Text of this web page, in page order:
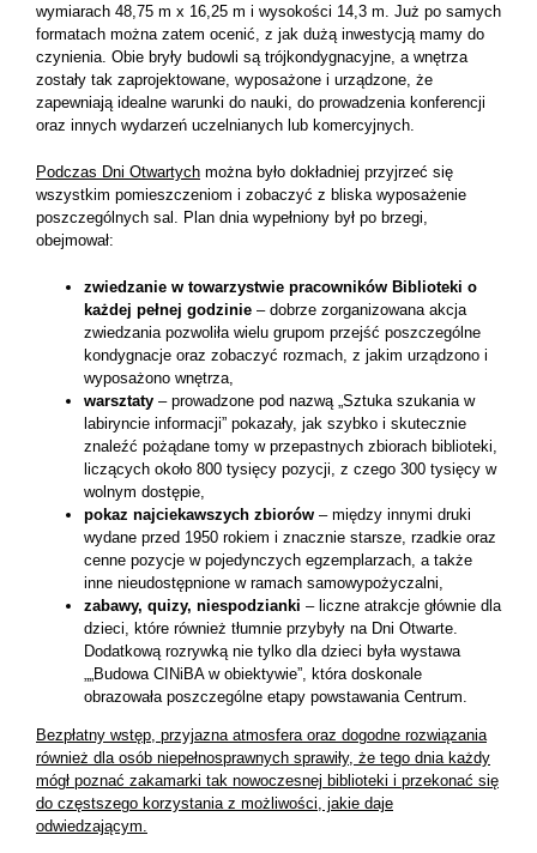
wymiarach 48,75 m x 16,25 m i wysokości 14,3 m. Już po samych
formatach można zatem ocenić, z jak dużą inwestycją mamy do
czynienia. Obie bryły budowli są trójkondygnacyjne, a wnętrza
zostały tak zaprojektowane, wyposażone i urządzone, że
zapewniają idealne warunki do nauki, do prowadzenia konferencji
oraz innych wydarzeń uczelnianych lub komercyjnych.
Podczas Dni Otwartych można było dokładniej przyjrzeć się
wszystkim pomieszczeniom i zobaczyć z bliska wyposażenie
poszczególnych sal. Plan dnia wypełniony był po brzegi,
obejmował:
zwiedzanie w towarzystwie pracowników Biblioteki o
każdej pełnej godzinie – dobrze zorganizowana akcja
zwiedzania pozwoliła wielu grupom przejść poszczególne
kondygnacje oraz zobaczyć rozmach, z jakim urządzono i
wyposażono wnętrza,
warsztaty – prowadzone pod nazwą „Sztuka szukania w
labiryncie informacji” pokazały, jak szybko i skutecznie
znaleźć pożądane tomy w przepastnych zbiorach biblioteki,
liczących około 800 tysięcy pozycji, z czego 300 tysięcy w
wolnym dostępie,
pokaz najciekawszych zbiorów – między innymi druki
wydane przed 1950 rokiem i znacznie starsze, rzadkie oraz
cenne pozycje w pojedynczych egzemplarzach, a także
inne nieudostępnione w ramach samowypożyczalni,
zabawy, quizy, niespodzianki – liczne atrakcje głównie dla
dzieci, które również tłumnie przybyły na Dni Otwarte.
Dodatkową rozrywką nie tylko dla dzieci była wystawa
„„Budowa CINiBA w obiektywie”, która doskonale
obrazowała poszczególne etapy powstawania Centrum.
Bezpłatny wstęp, przyjazna atmosfera oraz dogodne rozwiązania
również dla osób niepełnosprawnych sprawiły, że tego dnia każdy
mógł poznać zakamarki tak nowoczesnej biblioteki i przekonać się
do częstszego korzystania z możliwości, jakie daje
odwiedzającym.